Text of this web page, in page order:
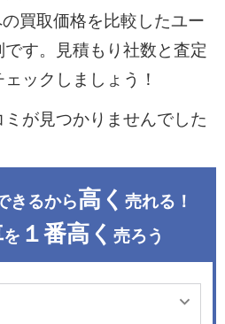
買取価格を比較したユー
す。見積もり社数と査定
ックしましょう！
が見つかりませんでした
きるから高く 売れる！
を １番高く 売ろう